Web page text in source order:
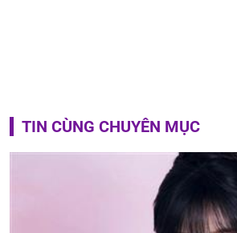
TIN CÙNG CHUYÊN MỤC